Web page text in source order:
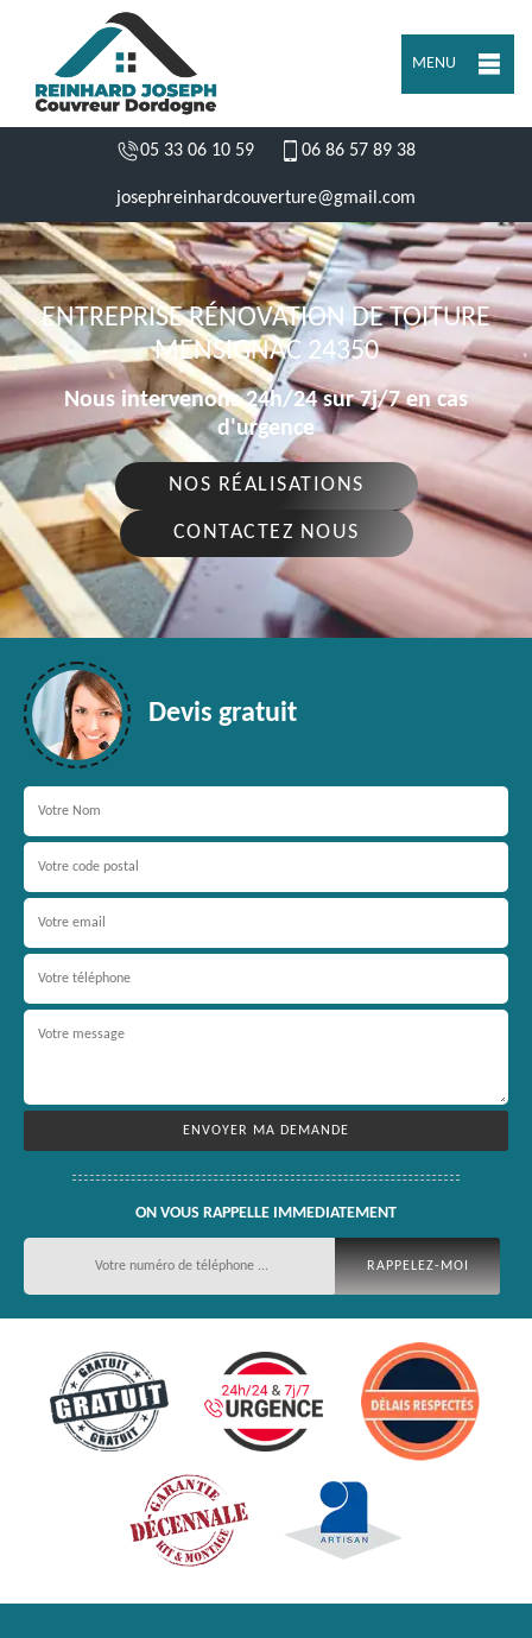
MENU
05 33 06 10 59 06 86 57 89 38
josephreinhardcouverture@gmail.com
ENTREPRISE RÉNOVATION DE TOITURE
MENSIGNAC 24350
Nous intervenons 24h/24 sur 7j/7 en cas
d'urgence
NOS RÉALISATIONS
CONTACTEZ NOUS
Devis gratuit
ON VOUS RAPPELLE IMMEDIATEMENT